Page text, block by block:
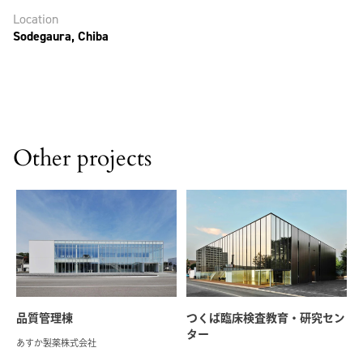
Location
Sodegaura, Chiba
Other projects
品質管理棟
あすか製薬株式会社
つくば臨床検査教育・研究セン
ター